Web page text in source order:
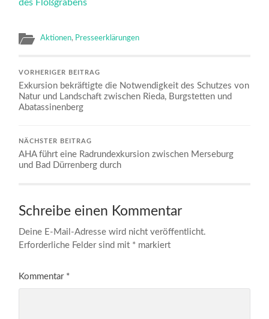
des Floßgrabens
Aktionen, Presseerklärungen
VORHERIGER BEITRAG
Exkursion bekräftigte die Notwendigkeit des Schutzes von
Natur und Landschaft zwischen Rieda, Burgstetten und
Abatassinenberg
NÄCHSTER BEITRAG
AHA führt eine Radrundexkursion zwischen Merseburg
und Bad Dürrenberg durch
Schreibe einen Kommentar
Deine E-Mail-Adresse wird nicht veröffentlicht.
Erforderliche Felder sind mit * markiert
Kommentar *